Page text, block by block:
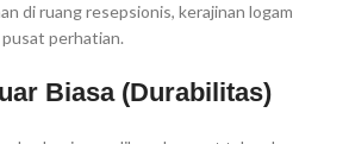
di ruang resepsionis, kerajinan logam
perhatian.
Biasa (Durabilitas)